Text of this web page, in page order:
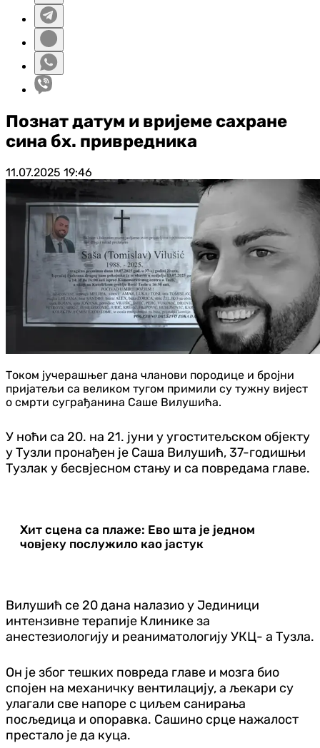
Познат датум и вријеме сахране
сина бх. привредника
11.07.2025 19:46
Током јучерашњег дана чланови породице и бројни
пријатељи са великом тугом примили су тужну вијест
о смрти суграђанина Саше Вилушића.
У ноћи са 20. на 21. јуни у угоститељском објекту
у Тузли пронађен је Саша Вилушић, 37-годишњи
Тузлак у бесвјесном стању и са повредама главе.
Хит сцена са плаже: Ево шта је једном
човјеку послужило као јастук
Вилушић се 20 дана налазио у Јединици
интензивне терапије Клинике за
анестезиологију и реаниматологију УКЦ- а Тузла.
Он је због тешких повреда главе и мозга био
спојен на механичку вентилацију, а љекари су
улагали све напоре с циљем санирања
посљедица и опоравка. Сашино срце нажалост
престало је да куца.